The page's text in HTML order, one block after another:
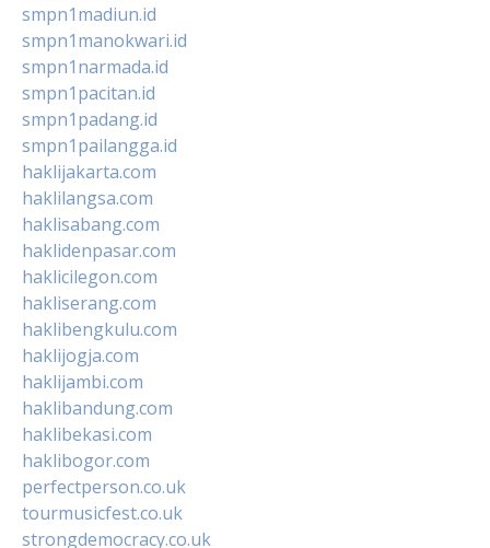
smpn1madiun.id
smpn1manokwari.id
smpn1narmada.id
smpn1pacitan.id
smpn1padang.id
smpn1pailangga.id
haklijakarta.com
haklilangsa.com
haklisabang.com
haklidenpasar.com
haklicilegon.com
hakliserang.com
haklibengkulu.com
haklijogja.com
haklijambi.com
haklibandung.com
haklibekasi.com
haklibogor.com
perfectperson.co.uk
tourmusicfest.co.uk
strongdemocracy.co.uk